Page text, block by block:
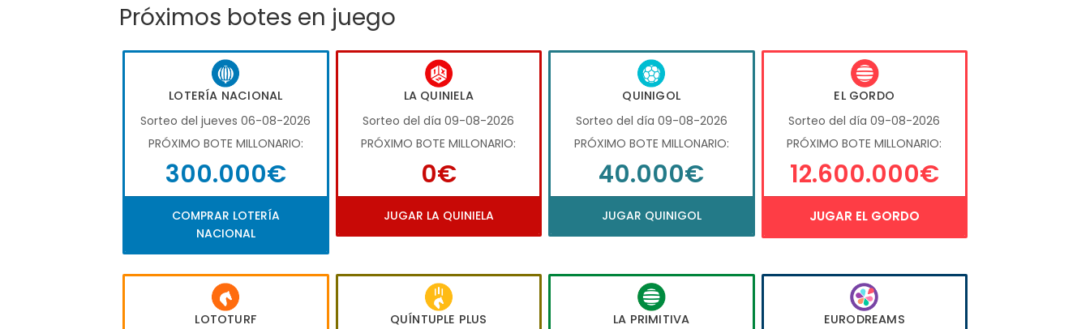
Próximos botes en juego
LOTERÍA NACIONAL
Sorteo del jueves 06-08-2026
PRÓXIMO BOTE MILLONARIO:
300.000€
COMPRAR LOTERÍA
NACIONAL
LA QUINIELA
Sorteo del día 09-08-2026
PRÓXIMO BOTE MILLONARIO:
0€
JUGAR LA QUINIELA
QUINIGOL
Sorteo del día 09-08-2026
PRÓXIMO BOTE MILLONARIO:
40.000€
JUGAR QUINIGOL
EL GORDO
Sorteo del día 09-08-2026
PRÓXIMO BOTE MILLONARIO:
12.600.000€
JUGAR EL GORDO
LOTOTURF
QUÍNTUPLE PLUS
LA PRIMITIVA
EURODREAMS